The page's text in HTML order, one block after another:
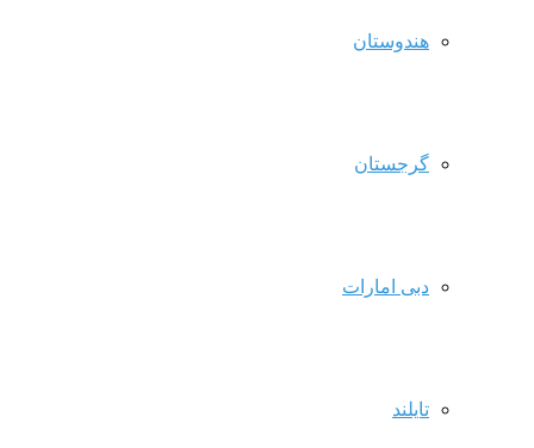
هندوستان
گرجستان
دبی امارات
تایلند